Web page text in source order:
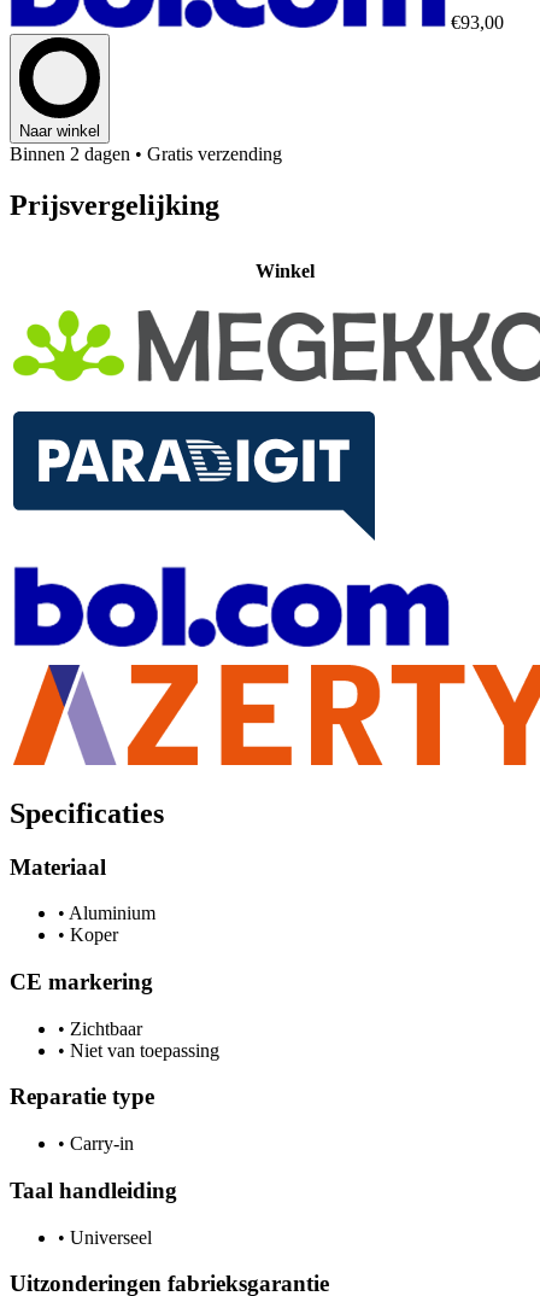
€93,00
Naar winkel
Binnen 2 dagen • Gratis verzending
Prijsvergelijking
Winkel
Specificaties
Materiaal
• Aluminium
• Koper
CE markering
• Zichtbaar
• Niet van toepassing
Reparatie type
• Carry-in
Taal handleiding
• Universeel
Uitzonderingen fabrieksgarantie